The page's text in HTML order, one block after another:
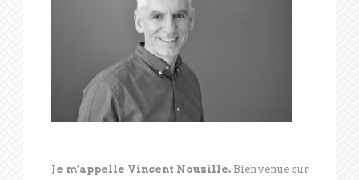
Je m’appelle Vincent Nouzille.Bienvenue sur